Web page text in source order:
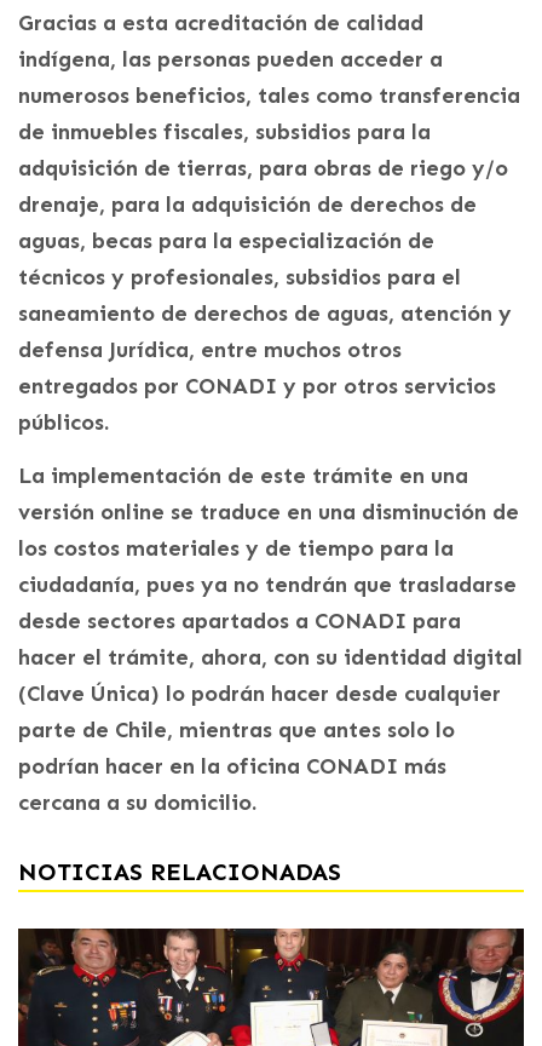
Gracias a esta acreditación de calidad
indígena, las personas pueden acceder a
numerosos beneficios, tales como transferencia
de inmuebles fiscales, subsidios para la
adquisición de tierras, para obras de riego y/o
drenaje, para la adquisición de derechos de
aguas, becas para la especialización de
técnicos y profesionales, subsidios para el
saneamiento de derechos de aguas, atención y
defensa Jurídica, entre muchos otros
entregados por CONADI y por otros servicios
públicos.
La implementación de este trámite en una
versión online se traduce en una disminución de
los costos materiales y de tiempo para la
ciudadanía, pues ya no tendrán que trasladarse
desde sectores apartados a CONADI para
hacer el trámite, ahora, con su identidad digital
(Clave Única) lo podrán hacer desde cualquier
parte de Chile, mientras que antes solo lo
podrían hacer en la oficina CONADI más
cercana a su domicilio.
NOTICIAS RELACIONADAS